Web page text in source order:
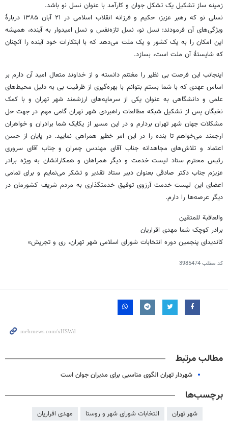
زمینه ساز تشکیل یک تشکل جوان و کارآمد با عنوان نسل نو باشد.
نسلی نو که رهبر عزیز، حکیم و فرزانه انقلاب اسلامی در ۲۱ آبان ۱۳۸۵ دربارهٔ
ویژگی‌های آن فرمودند: نسل نو، نسل تازه‌نفس و نسل امیدوار به آینده، همیشه
این امکان را به یک کشور و یک ملت می‌دهد که با ابتکارات خود آینده را آنچنان
که شایستهٔ آن ملت است، بسازد.
اینجانب این فرصت بی نظیر را مغتنم دانسته و از خداوند متعال امید آن دارم بر
اساس عهدی که با شما بستم بتوانم با بهره‌گیری از ظرفیت بی به دلیل محیط‌های
علمی و دانشگاهی به عنوان یکی از سرمایه‌های ارزشمند شهر تهران و با کمک
نخبگان پس از تشکیل شبکه مطالعات راهبردی شهر تهران گامی مهم در جهت حل
مشکلات جهان شهر تهران بردارم و در این مسیر از یکایک شما برادران و خواهران
ارجمند می‌خواهم تا بنده را در این امر خطیر همراهی نمایید. در پایان از حسن
اعتماد و تلاش‌های مجاهدانه جناب آقای مهندس چمران و جناب آقای سروری
رئیس محترم ستاد لیست خدمت و دیگر همراهان و همکارانشان به ویژه برادر
عزیزم جناب دکتر صادقی بعنوان دبیر ستاد تقدیر و تشکر می‌نمایم و برای تمامی
اعضای این لیست خدمت آرزوی توفیق خدمتگذاری به مردم شریف کشورمان در
دیگر عرصه‌ها را دارم.
والعاقبة للمتقین
برادر کوچک شما مهدی اقراریان
کاندیدای پنجمین دوره انتخابات شورای اسلامی شهر تهران، ری و تجریش»
کد مطلب3985474
مطالب مرتبط
شهردار تهران الگوی مناسبی برای مدیران جوان است
برچسب‌ها
شهر تهران انتخابات شورای شهر و روستا مهدی اقراریان